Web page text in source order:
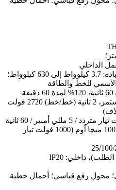
الداخلي
جهد الاختبار: 2240 فولت تيار مستمر، 2 ثانية (خط/خط) 2720 فولت
مقاومة العزل: القلب/الملف، ≧100 ميجا أوم (1000 فولت تيار
محول رفع قياسي؛ أحمال خطية